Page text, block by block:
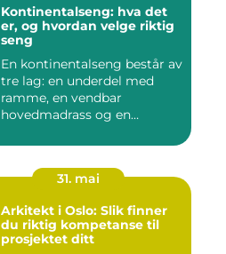
Kontinentalseng: hva det
er, og hvordan velge riktig
seng
En kontinentalseng består av
tre lag: en underdel med
ramme, en vendbar
hovedmadrass og en
31. mai
Arkitekt i Oslo: Slik finner
du riktig kompetanse til
prosjektet ditt